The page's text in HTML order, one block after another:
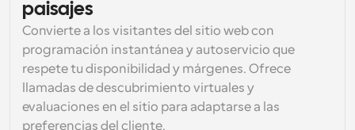
paisajes
Convierte a los visitantes del sitio web con
programación instantánea y autoservicio que
respete tu disponibilidad y márgenes. Ofrece
llamadas de descubrimiento virtuales y
evaluaciones en el sitio para adaptarse a las
preferencias del cliente.